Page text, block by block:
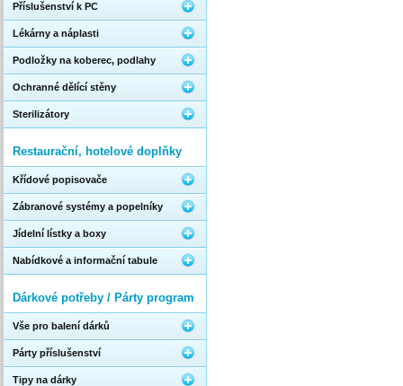
Příslušenství k PC
Lékárny a náplasti
Podložky na koberec, podlahy
Ochranné dělící stěny
Sterilizátory
Restaurační, hotelové doplňky
Křídové popisovače
Zábranové systémy a popelníky
Jídelní lístky a boxy
Nabídkové a informační tabule
Dárkové potřeby / Párty program
Vše pro balení dárků
Párty příslušenství
Tipy na dárky